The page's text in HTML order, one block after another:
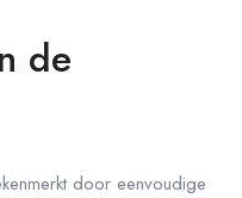
de
door eenvoudige